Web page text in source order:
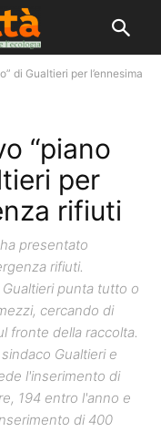
di Gualtieri per l’ennesima
“piano
per
rifiuti
presentato
rifiuti.
punta tutto o
cercando di
fronte della raccolta.
Gualtieri e
l'inserimento di
194 entro l'anno e
di 400